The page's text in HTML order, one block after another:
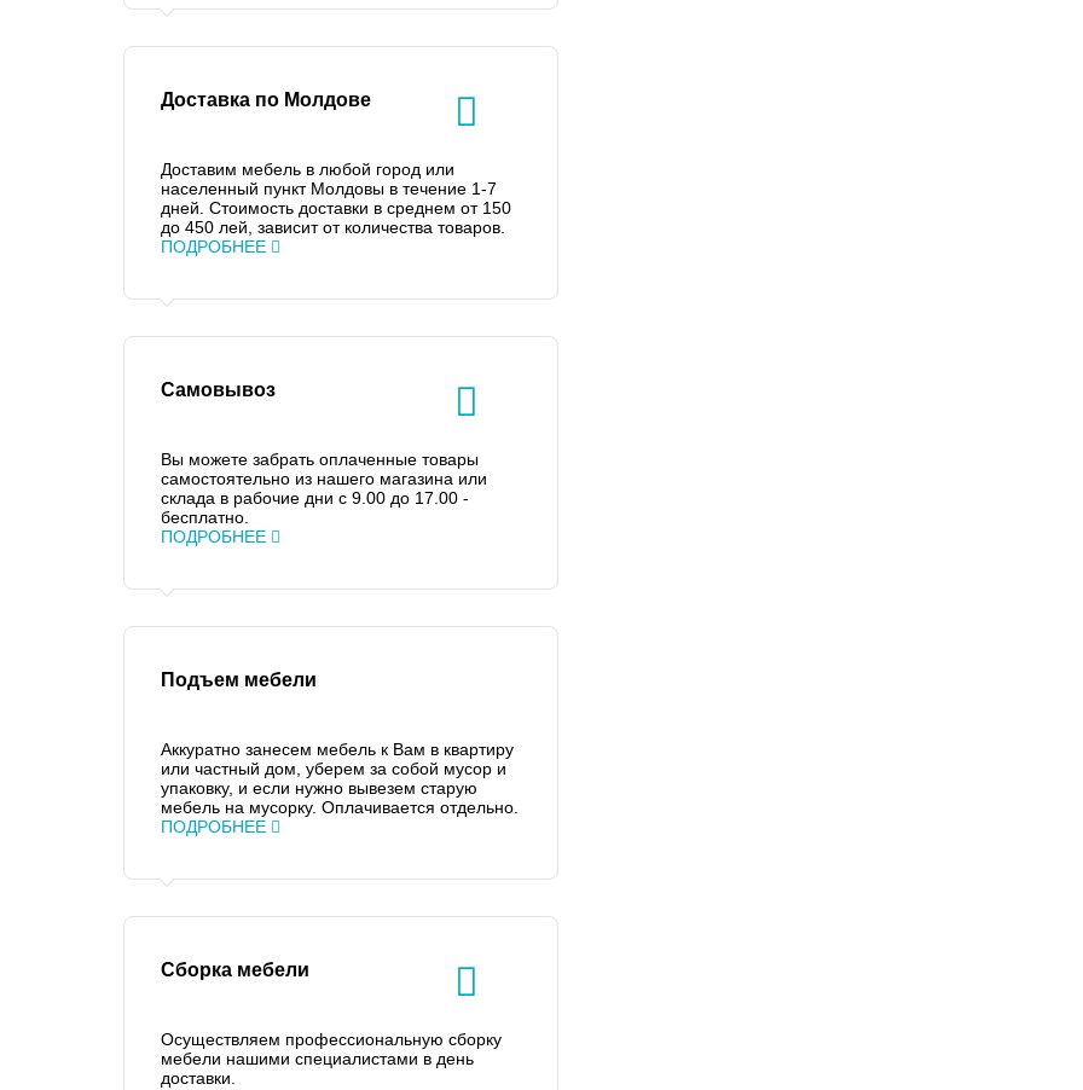
Доставка по Молдове
Доставим мебель в любой город или
населенный пункт Молдовы в течение 1-7
дней. Стоимость доставки в среднем от 150
до 450 лей, зависит от количества товаров.
ПОДРОБНЕЕ
Самовывоз
Вы можете забрать оплаченные товары
самостоятельно из нашего магазина или
склада в рабочие дни с 9.00 до 17.00 -
бесплатно.
ПОДРОБНЕЕ
Подъем мебели
Аккуратно занесем мебель к Вам в квартиру
или частный дом, уберем за собой мусор и
упаковку, и если нужно вывезем старую
мебель на мусорку. Оплачивается отдельно.
ПОДРОБНЕЕ
Сборка мебели
Осуществляем профессиональную сборку
мебели нашими специалистами в день
доставки.